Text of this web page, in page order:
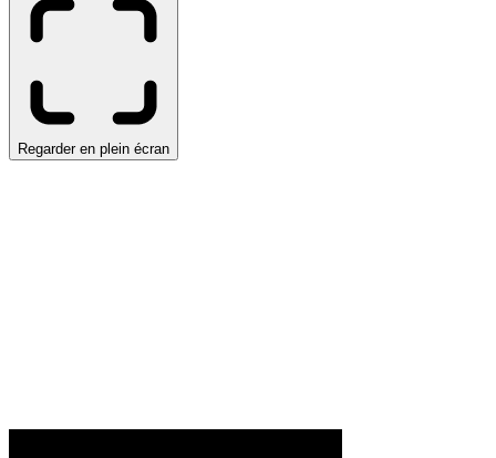
Regarder en plein écran